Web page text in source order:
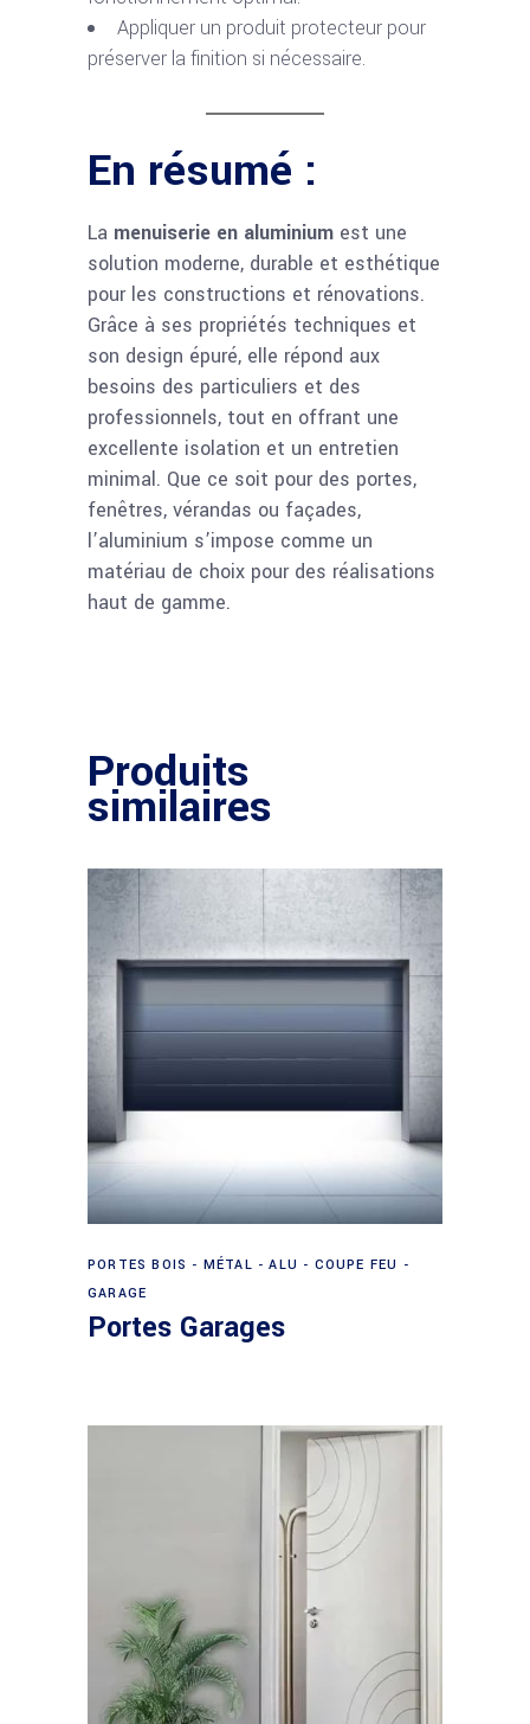
Appliquer un produit protecteur pour
préserver la finition si nécessaire.
En résumé :
La menuiserie en aluminium est une
solution moderne, durable et esthétique
pour les constructions et rénovations.
Grâce à ses propriétés techniques et
son design épuré, elle répond aux
besoins des particuliers et des
professionnels, tout en offrant une
excellente isolation et un entretien
minimal. Que ce soit pour des portes,
fenêtres, vérandas ou façades,
l’aluminium s’impose comme un
matériau de choix pour des réalisations
haut de gamme.
Produits
similaires
Lire la suite
PORTES BOIS - MÉTAL - ALU - COUPE FEU -
GARAGE
Portes Garages